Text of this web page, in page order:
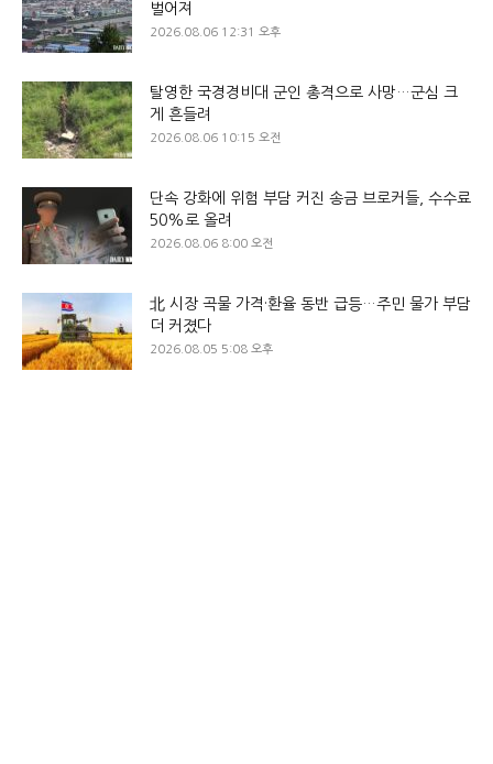
벌어져
2026.08.06 12:31 오후
탈영한 국경경비대 군인 총격으로 사망…군심 크
게 흔들려
2026.08.06 10:15 오전
단속 강화에 위험 부담 커진 송금 브로커들, 수수료
50%로 올려
2026.08.06 8:00 오전
北 시장 곡물 가격·환율 동반 급등…주민 물가 부담
더 커졌다
2026.08.05 5:08 오후